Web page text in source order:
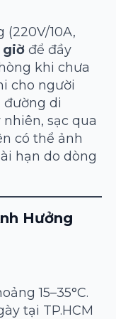
(220V/10A,
giờ để đầy
khi chưa
cho người
đường di
sạc qua
có thể ảnh
hạn do dòng
Hưởng
15–35°C.
tại TP.HCM